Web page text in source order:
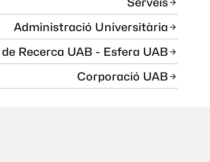
Administració Universitària
Recerca UAB - Esfera UAB
Corporació UAB